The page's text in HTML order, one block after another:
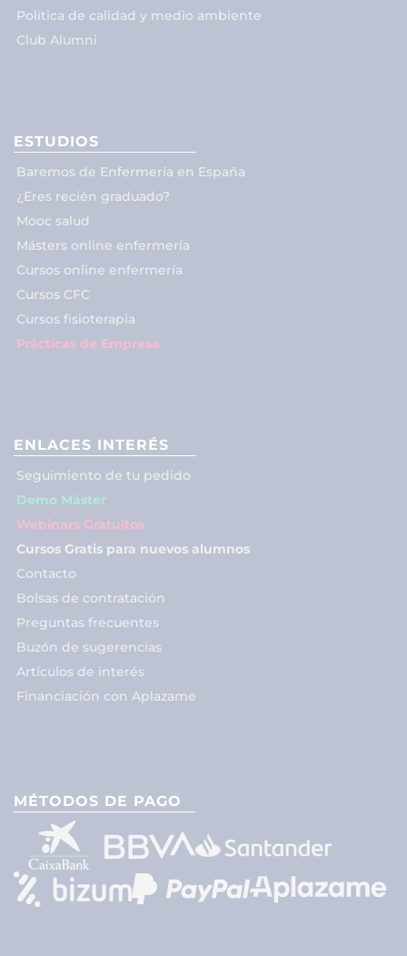
Política de calidad y medio ambiente
Club Alumni
ESTUDIOS
Baremos de Enfermería en España
¿Eres recién graduado?
Mooc salud
Másters online enfermería
Cursos online enfermería
Cursos CFC
Cursos fisioterapia
Prácticas de Empresa
ENLACES INTERÉS
Seguimiento de tu pedido
Demo Máster
Webinars Gratuitos
Cursos Gratis para nuevos alumnos
Contacto
Bolsas de contratación
Preguntas frecuentes
Buzón de sugerencias
Artículos de interés
Financiación con Aplazame
MÉTODOS DE PAGO